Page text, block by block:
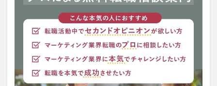
ーっ
んな
デジ
タル
エー